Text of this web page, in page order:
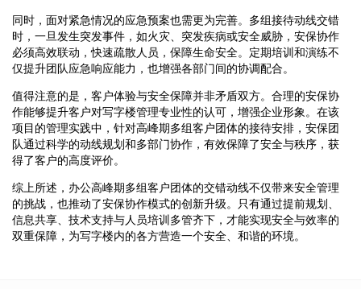
同时，面对紧急情况的应急预案也需更为完善。多组接待动线交错
时，一旦发生突发事件，如火灾、突发疾病或安全威胁，安保协作
必须高效联动，快速疏散人员，保障生命安全。定期培训和演练不
仅提升团队应急响应能力，也增强各部门间的协调配合。
值得注意的是，客户体验与安全保障并非矛盾双方。合理的安保协
作能够提升客户对写字楼管理专业性的认可，增强企业形象。在该
项目的管理实践中，针对高峰期多组客户团体的接待安排，安保团
队通过科学的动线规划和多部门协作，有效保障了安全与秩序，获
得了客户的高度评价。
综上所述，办公高峰期多组客户团体的交错动线不仅带来安全管理
的挑战，也推动了安保协作模式的创新升级。只有通过提前规划、
信息共享、技术支持与人员培训多管齐下，才能实现安全与效率的
双重保障，为写字楼内的各方营造一个安全、和谐的环境。